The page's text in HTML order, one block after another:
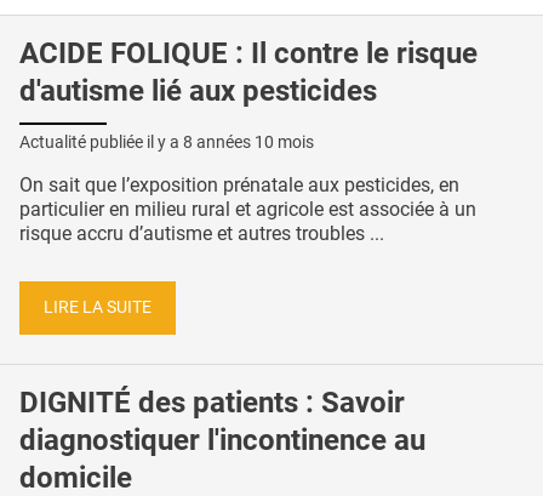
ACIDE FOLIQUE : Il contre le risque
d'autisme lié aux pesticides
Actualité publiée il y a 8 années 10 mois
On sait que l’exposition prénatale aux pesticides, en
particulier en milieu rural et agricole est associée à un
risque accru d’autisme et autres troubles ...
LIRE LA SUITE
DIGNITÉ des patients : Savoir
diagnostiquer l'incontinence au
domicile